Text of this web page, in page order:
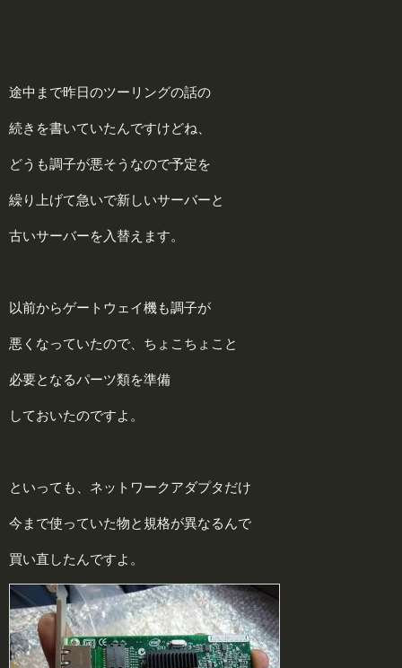
途中まで昨日のツーリングの話の
続きを書いていたんですけどね、
どうも調子が悪そうなので予定を
繰り上げて急いで新しいサーバーと
古いサーバーを入替えます。
以前からゲートウェイ機も調子が
悪くなっていたので、ちょこちょこと
必要となるパーツ類を準備
しておいたのですよ。
といっても、ネットワークアダプタだけ
今まで使っていた物と規格が異なるんで
買い直したんですよ。